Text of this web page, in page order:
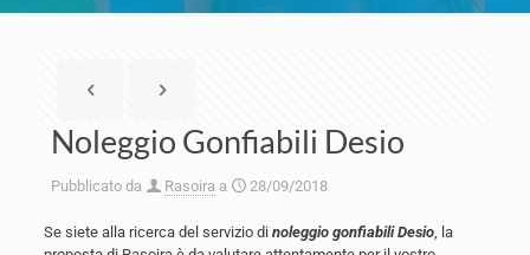
Noleggio Gonfiabili Desio
Pubblicato da Rasoira a 28/09/2018
Se siete alla ricerca del servizio di noleggio gonfiabili Desio, la